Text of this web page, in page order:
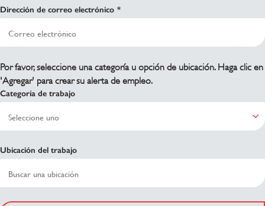
Dirección de correo electrónico
Por favor, seleccione una categoría u opción de ubicación. Haga clic en
'Agregar' para crear su alerta de empleo.
Categoría de trabajo
Ubicación del trabajo